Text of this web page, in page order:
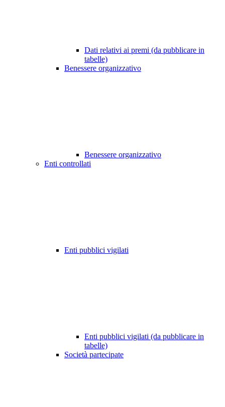
Dati relativi ai premi (da pubblicare in
tabelle)
Benessere organizzativo
Benessere organizzativo
Enti controllati
Enti pubblici vigilati
Enti pubblici vigilati (da pubblicare in
tabelle)
Società partecipate